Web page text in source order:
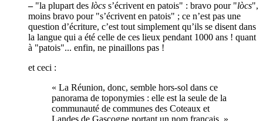
–"la plupart des lòcs s’écrivent en patois" : bravo pour "lòcs",
moins bravo pour "s’écrivent en patois" ; ce n’est pas une
question d’écriture, c’est tout simplement qu’ils se disent dans
la langue qui a été celle de ces lieux pendant 1000 ans ! quant
à "patois"... enfin, ne pinaillons pas !
et ceci :
« La Réunion, donc, semble hors-sol dans ce
panorama de toponymies : elle est la seule de la
communauté de communes des Coteaux et